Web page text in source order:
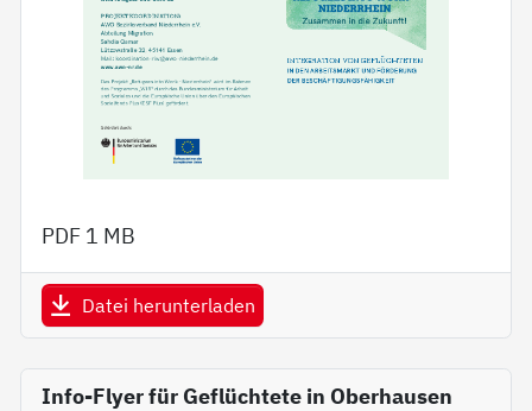
PDF 1 MB
Datei herunterladen
Info-Flyer für Geflüchtete in Oberhausen